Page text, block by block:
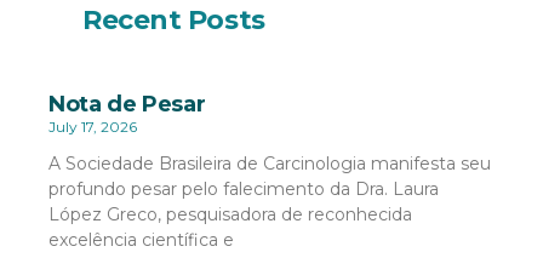
Recent Posts
Nota de Pesar
July 17, 2026
A Sociedade Brasileira de Carcinologia manifesta seu
profundo pesar pelo falecimento da Dra. Laura
López Greco, pesquisadora de reconhecida
excelência científica e